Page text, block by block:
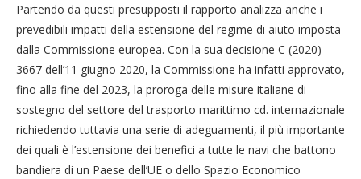
Partendo da questi presupposti il rapporto analizza anche i
prevedibili impatti della estensione del regime di aiuto imposta
dalla Commissione europea. Con la sua decisione C (2020)
3667 dell’11 giugno 2020, la Commissione ha infatti approvato,
fino alla fine del 2023, la proroga delle misure italiane di
sostegno del settore del trasporto marittimo cd. internazionale
richiedendo tuttavia una serie di adeguamenti, il più importante
dei quali è l’estensione dei benefici a tutte le navi che battono
bandiera di un Paese dell’UE o dello Spazio Economico